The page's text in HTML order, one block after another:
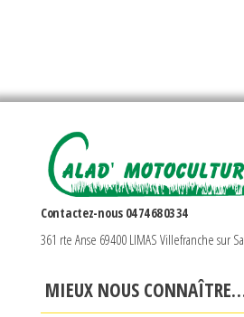
Contactez-nous 04 74 68 03 34
361 rte Anse 69400 LIMAS Villefranche sur
MIEUX NOUS